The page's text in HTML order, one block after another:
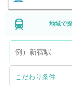
地域で
こだわり条件